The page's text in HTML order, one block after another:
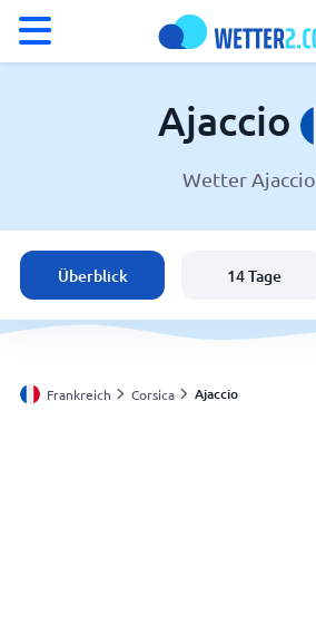
Frankreich
Schweiz
Deutschland
Ajaccio
Wetter Ajaccio
Überblick 14 Tage
Frankreich Corsica Ajaccio